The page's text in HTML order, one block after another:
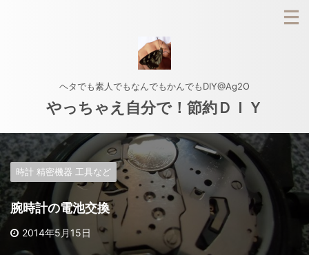
ヘタでも素人でもなんでもかんでもDIY@Ag2O
やっちゃえ自分で！節約ＤＩＹ
時計 精密機器 工具など
腕時計の電池交換
2014年5月15日